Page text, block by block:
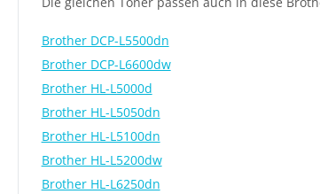
Brother DCP-L5500dn
Brother DCP-L6600dw
Brother HL-L5000d
Brother HL-L5050dn
Brother HL-L5100dn
Brother HL-L5200dw
Brother HL-L6250dn